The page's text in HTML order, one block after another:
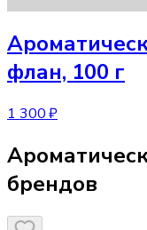
флан, 100 г
1 300 ₽
брендов